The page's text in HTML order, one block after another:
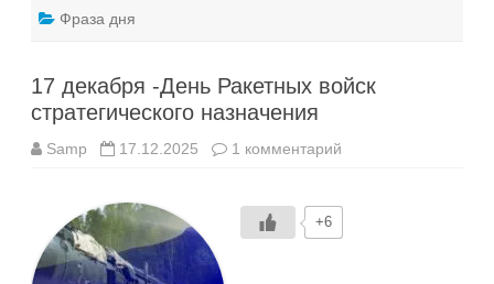
Фраза дня
17 декабря -День Ракетных войск
стратегического назначения
Samp 17.12.2025 1 комментарий
-День
войск
+6